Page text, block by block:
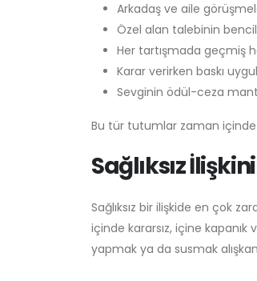
Arkadaş ve aile
Özel alan talebinin
Her tartışmada geçmiş
Karar verirken baskı
Sevginin ödül-ceza
Bu tür tutumlar zaman içinde
Sağlıksız
Sağlıksız bir ilişkide en çok
içinde kararsız, içine
yapmak ya da susmak